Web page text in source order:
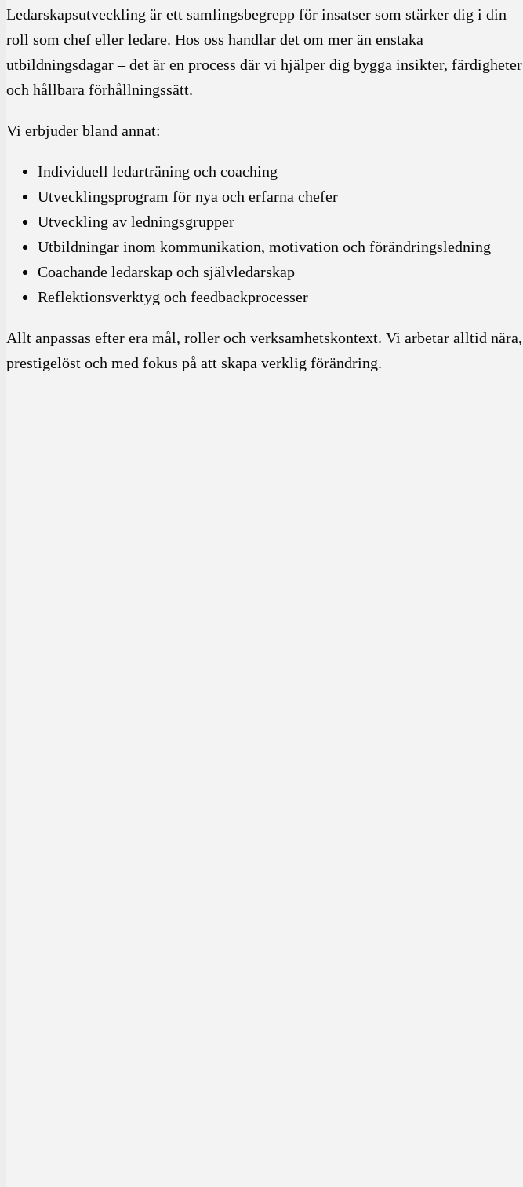
Ledarskapsutveckling är ett samlingsbegrepp för insatser som stärker dig i din
roll som chef eller ledare. Hos oss handlar det om mer än enstaka
utbildningsdagar – det är en process där vi hjälper dig bygga insikter, färdigheter
och hållbara förhållningssätt.
Vi erbjuder bland annat:
Individuell ledarträning och coaching
Utvecklingsprogram för nya och erfarna chefer
Utveckling av ledningsgrupper
Utbildningar inom kommunikation, motivation och förändringsledning
Coachande ledarskap och självledarskap
Reflektionsverktyg och feedbackprocesser
Allt anpassas efter era mål, roller och verksamhetskontext. Vi arbetar alltid nära,
prestigelöst och med fokus på att skapa verklig förändring.